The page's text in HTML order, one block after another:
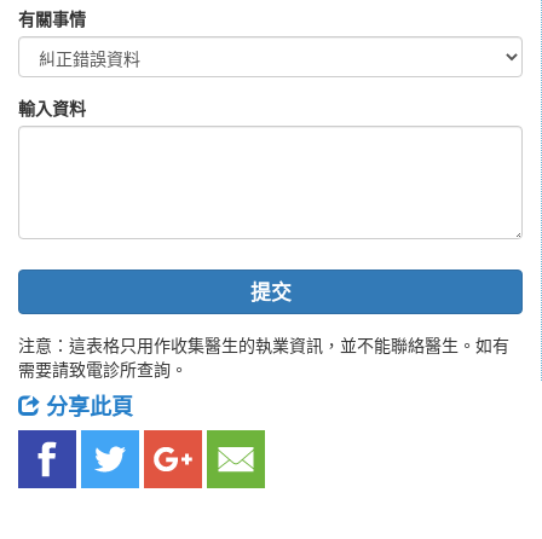
有關事情
輸入資料
提交
注意：這表格只用作收集醫生的執業資訊，並不能聯絡醫生。如有
需要請致電診所查詢。
分享此頁